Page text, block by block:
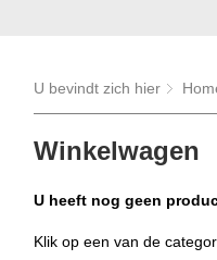
U bevindt zich hier
Winkelwagen
U heeft nog geen
Klik op een van de